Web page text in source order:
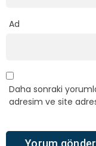
Ad
Daha sonraki
adresim ve site